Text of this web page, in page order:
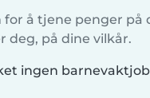
å tjene penger på
på dine vilkår.
ingen